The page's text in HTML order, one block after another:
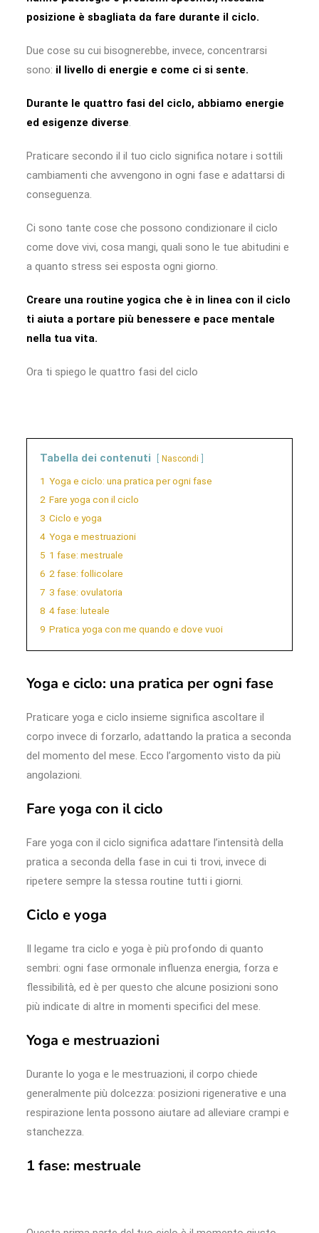
posizione è sbagliata da fare durante il ciclo.
Due cose su cui bisognerebbe, invece, concentrarsi
sono: il livello di energie e come ci si sente.
Durante le quattro fasi del ciclo, abbiamo energie
ed esigenze diverse.
Praticare secondo il il tuo ciclo significa notare i sottili
cambiamenti che avvengono in ogni fase e adattarsi di
conseguenza.
Ci sono tante cose che possono condizionare il ciclo
come dove vivi, cosa mangi, quali sono le tue abitudini e
a quanto stress sei esposta ogni giorno.
Creare una routine yogica che è in linea con il ciclo
ti aiuta a portare più benessere e pace mentale
nella tua vita.
Ora ti spiego le quattro fasi del ciclo
Tabella dei contenuti Nascondi
1 Yoga e ciclo: una pratica per ogni fase
2 Fare yoga con il ciclo
3 Ciclo e yoga
4 Yoga e mestruazioni
5 1 fase: mestruale
6 2 fase: follicolare
7 3 fase: ovulatoria
8 4 fase: luteale
9 Pratica yoga con me quando e dove vuoi
Yoga e ciclo: una pratica per ogni fase
Praticare yoga e ciclo insieme significa ascoltare il
corpo invece di forzarlo, adattando la pratica a seconda
del momento del mese. Ecco l’argomento visto da più
angolazioni.
Fare yoga con il ciclo
Fare yoga con il ciclo significa adattare l’intensità della
pratica a seconda della fase in cui ti trovi, invece di
ripetere sempre la stessa routine tutti i giorni.
Ciclo e yoga
Il legame tra ciclo e yoga è più profondo di quanto
sembri: ogni fase ormonale influenza energia, forza e
flessibilità, ed è per questo che alcune posizioni sono
più indicate di altre in momenti specifici del mese.
Yoga e mestruazioni
Durante lo yoga e le mestruazioni, il corpo chiede
generalmente più dolcezza: posizioni rigenerative e una
respirazione lenta possono aiutare ad alleviare crampi e
stanchezza.
1 fase: mestruale